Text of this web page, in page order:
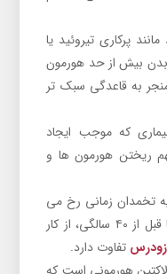
پرکاری تیروئید یا
بیش از حد هورمون
منجر به قاعدگی سبک تر
که موجب ایجاد
ریختن هورمون ها و
تخمدان زمانی رخ می
دهد که تخمدان ها خیلی زود و تا قبل از ۴۰ سالگی، از کار
تفاوت دارد.